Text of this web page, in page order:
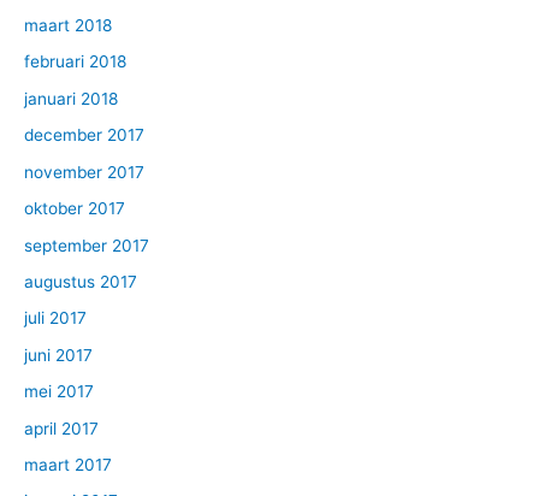
maart 2018
februari 2018
januari 2018
december 2017
november 2017
oktober 2017
september 2017
augustus 2017
juli 2017
juni 2017
mei 2017
april 2017
maart 2017